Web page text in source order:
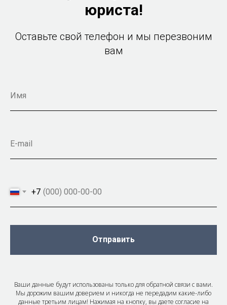
юриста!
Оставьте свой телефон и мы перезвоним
вам
+7
Отправить
Ваши данные будут использованы только для обратной связи с вами.
Мы дорожим вашим доверием и никогда не передадим какие-либо
данные третьим лицам! Нажимая на кнопку, вы даете согласие на